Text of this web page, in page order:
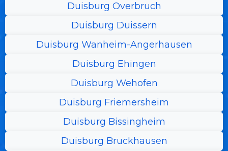
Duisburg Overbruch
Duisburg Duissern
Duisburg Wanheim-Angerhausen
Duisburg Ehingen
Duisburg Wehofen
Duisburg Friemersheim
Duisburg Bissingheim
Duisburg Bruckhausen